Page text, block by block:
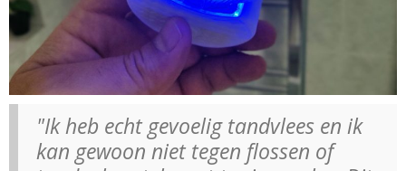
"Ik heb echt gevoelig tandvlees en ik
kan gewoon niet tegen flossen of